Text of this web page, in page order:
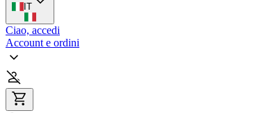
IT
Ciao, accedi
Account e ordini